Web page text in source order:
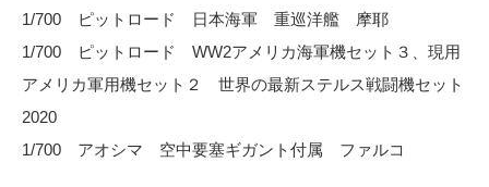
1/700 ピットロード 日本海軍 重巡洋艦 摩耶
1/700 ピットロード WW2アメリカ海軍機セット３、現用
アメリカ軍用機セット２ 世界の最新ステルス戦闘機セット
2020
1/700 アオシマ 空中要塞ギガント付属 ファルコ